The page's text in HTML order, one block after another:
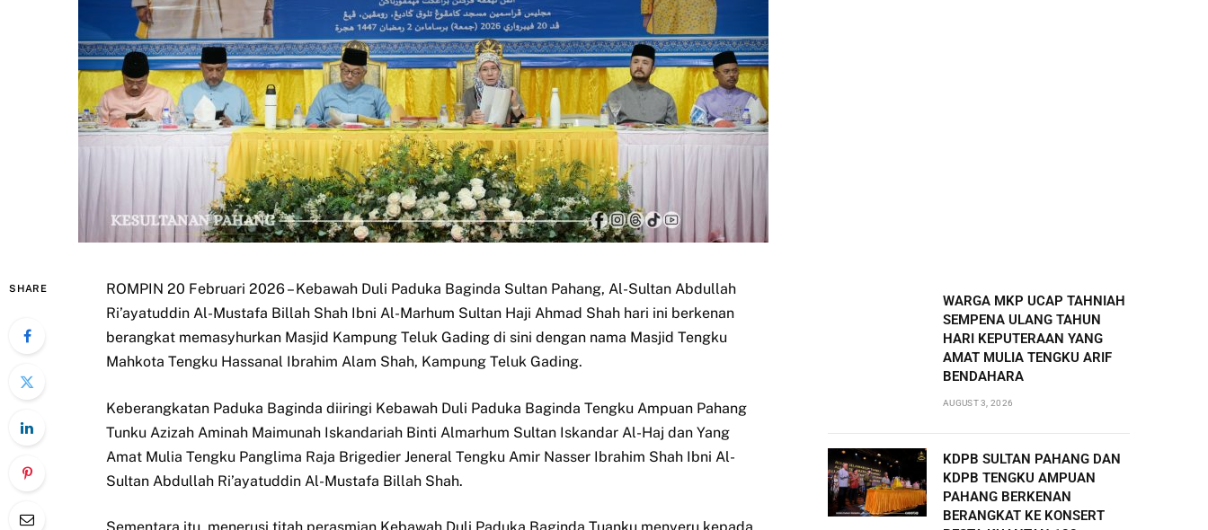
SHARE
ROMPIN 20 Februari 2026 – Kebawah Duli Paduka Baginda Sultan Pahang, Al-Sultan Abdullah
Ri’ayatuddin Al-Mustafa Billah Shah Ibni Al-Marhum Sultan Haji Ahmad Shah hari ini berkenan
berangkat memasyhurkan Masjid Kampung Teluk Gading di sini dengan nama Masjid Tengku
Mahkota Tengku Hassanal Ibrahim Alam Shah, Kampung Teluk Gading.
Keberangkatan Paduka Baginda diiringi Kebawah Duli Paduka Baginda Tengku Ampuan Pahang
Tunku Azizah Aminah Maimunah Iskandariah Binti Almarhum Sultan Iskandar Al-Haj dan Yang
Amat Mulia Tengku Panglima Raja Brigedier Jeneral Tengku Amir Nasser Ibrahim Shah Ibni Al-
Sultan Abdullah Ri’ayatuddin Al-Mustafa Billah Shah.
WARGA MKP UCAP TAHNIAH
SEMPENA ULANG TAHUN
HARI KEPUTERAAN YANG
AMAT MULIA TENGKU ARIF
BENDAHARA
AUGUST 3, 2026
KDPB SULTAN PAHANG DAN
KDPB TENGKU AMPUAN
PAHANG BERKENAN
BERANGKAT KE KONSERT